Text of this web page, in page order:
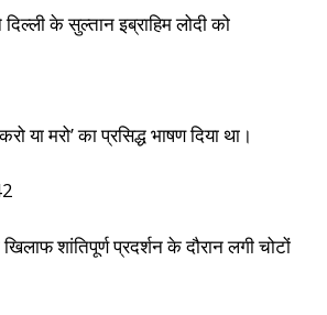
के सुल्तान इब्राहिम लोदी को
या मरो’ का प्रसिद्ध भाषण दिया था।
शांतिपूर्ण प्रदर्शन के दौरान लगी चोटों